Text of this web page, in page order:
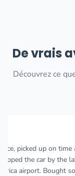
De vrais
Découvrez ce
"Needed an
Podgorica
Driver, and